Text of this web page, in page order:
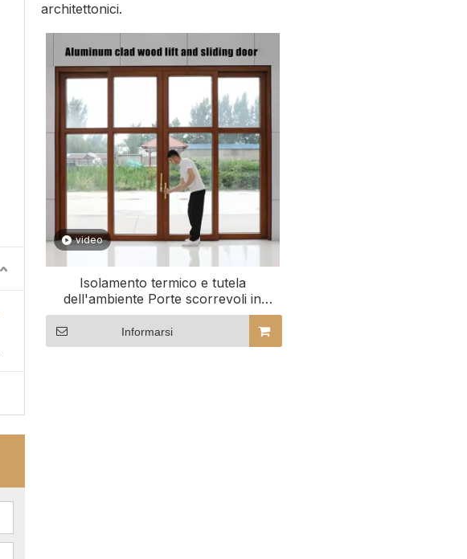
architettonici.
video
Isolamento termico e tutela
dell'ambiente Porte scorrevoli in
vetro e legno rivestite in alluminio
Informarsi